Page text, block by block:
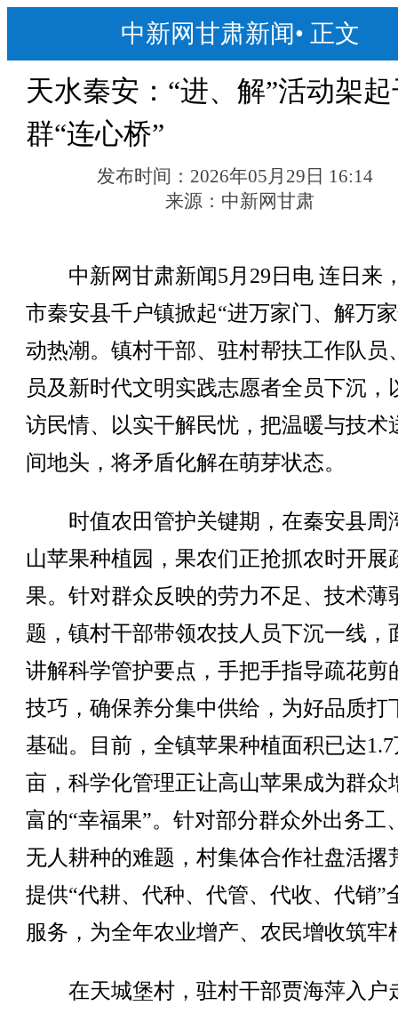
中新网甘肃新闻• 正文
天水秦安：“进、解”活动架
群“连心桥”
发布时间： 2026年05月29日 16:14
来源： 中新网甘肃
中新网甘肃新闻5月29日电 连日来
市秦安县千户镇掀起“进万家门、解万
动热潮。镇村干部、驻村帮扶工作队员
员及新时代文明实践志愿者全员下沉，
访民情、以实干解民忧，把温暖与技术
间地头，将矛盾化解在萌芽状态。
时值农田管护关键期，在秦安县周
山苹果种植园，果农们正抢抓农时开展
果。针对群众反映的劳力不足、技术薄
题，镇村干部带领农技人员下沉一线，
讲解科学管护要点，手把手指导疏花剪
技巧，确保养分集中供给，为好品质打
基础。目前，全镇苹果种植面积已达1.7
亩，科学化管理正让高山苹果成为群众
富的“幸福果”。针对部分群众外出务工
无人耕种的难题，村集体合作社盘活撂
提供“代耕、代种、代管、代收、代销”
服务，为全年农业增产、农民增收筑牢
在天城堡村，驻村干部贾海萍入户